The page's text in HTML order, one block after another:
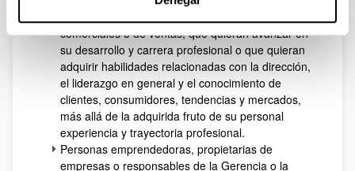
comerciales o de ventas, que quieran avanzar en
su desarrollo y carrera profesional o que quieran
adquirir habilidades relacionadas con la dirección,
el liderazgo en general y el conocimiento de
clien­tes, consumidores, tendencias y mercados,
más allá de la adquirida fruto de su personal
experien­cia y trayectoria profesional.
Personas emprendedoras, propietarias de
empre­sas o responsables de la Gerencia o la